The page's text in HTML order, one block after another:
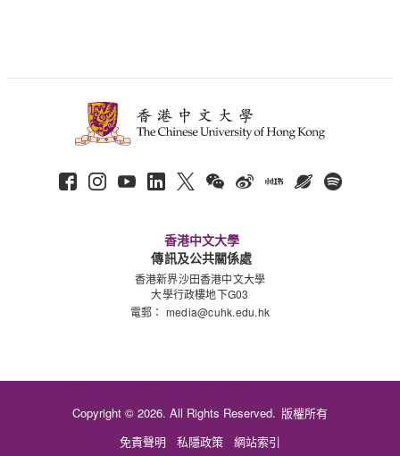
香港中文大學
傳訊及公共關係處
香港新界沙田香港中文大學
大學行政樓地下G03
電郵： media@cuhk.edu.hk
Copyright © 2026. All Rights Reserved. 版權所有
免責聲明
私隱政策 網站索引